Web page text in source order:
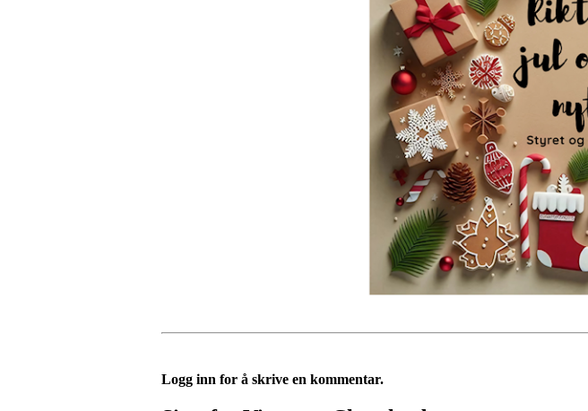
Logg inn for å skrive en kommentar.